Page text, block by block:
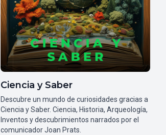
Ciencia y Saber
Descubre un mundo de curiosidades gracias a
Ciencia y Saber. Ciencia, Historia, Arqueología,
Inventos y descubrimientos narrados por el
comunicador Joan Prats.